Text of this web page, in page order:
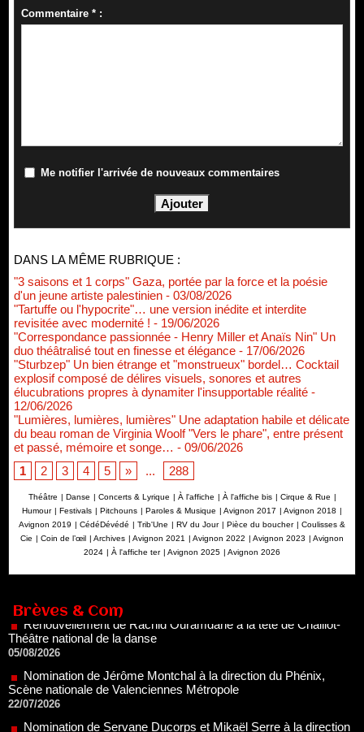
Commentaire * :
Me notifier l'arrivée de nouveaux commentaires
DANS LA MÊME RUBRIQUE :
"3 saisons et 1 corps" Gaza, portée par la force et la poésie
d'un jeune artiste palestinien - 03/08/2026
"Tartuffe ou l'hypocrite"… une version inédite et interdite
revisitée avec modernité ! - 19/06/2026
"Correspondance passionnée - Henry Miller et Anaïs Nin" Un
duo théâtralisé tout en finesse et élégance - 17/06/2026
"Sturbzep" Un bien étrange et "monstrueux" bordel… Cocktail
explosif composé de délires visuels, sonores et autres
élucubrations propres à dynamiter l'insupportable réalité -
12/06/2026
"Lumières, lumières, lumières" Une adaptation habile et délicate
du beau roman de Virginia Woolf "Vers le phare", entre présent
et passé, mémoire et songe… - 09/06/2026
1
2 3 4 5 » ... 288
Théâtre | Danse | Concerts & Lyrique | À l'affiche | À l'affiche bis | Cirque & Rue |
Humour | Festivals | Pitchouns | Paroles & Musique | Avignon 2017 | Avignon 2018 |
Avignon 2019 | CédéDévédé | Trib'Une | RV du Jour | Pièce du boucher | Coulisses &
Cie | Coin de l’œil | Archives | Avignon 2021 | Avignon 2022 | Avignon 2023 | Avignon
2024 | À l'affiche ter | Avignon 2025 | Avignon 2026
Brèves & Com
05/08/2026
Nomination de Jérôme Montchal à la direction du Phénix,
Scène nationale de Valenciennes Métropole
22/07/2026
Nomination de Servane Ducorps et Mikaël Serre à la direction
de la Comédie de Colmar - Centre Dramatique National Grand
Est Alsace
07/07/2026